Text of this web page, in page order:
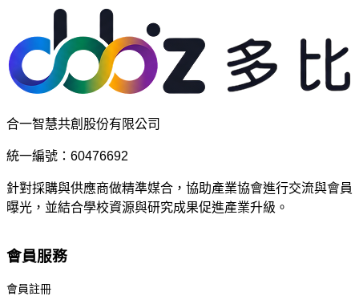
合一智慧共創股份有限公司
統一編號：60476692
針對採購與供應商做精準媒合，協助產業協會進行交流與會員
曝光，並結合學校資源與研究成果促進產業升級。
會員服務
會員註冊